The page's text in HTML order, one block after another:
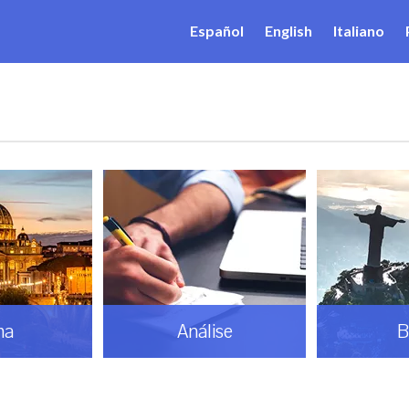
Español English Italiano
Análise